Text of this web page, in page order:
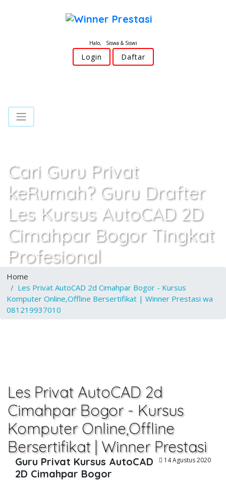
Halo, Siswa & Siswi
Login Daftar
Cari Guru Privat
keRumah? Guru Drafter
Les Kursus AutoCAD 2D
Cimahpar Bogor Tingkat
Profesional
Home
Les Privat AutoCAD 2d Cimahpar Bogor - Kursus
Komputer Online,Offline Bersertifikat | Winner Prestasi wa
081219937010
Les Privat AutoCAD 2d
Cimahpar Bogor - Kursus
Komputer Online,Offline
Bersertifikat | Winner Prestasi
14 Agustus 2020
Guru Privat Kursus AutoCAD
2D Cimahpar Bogor